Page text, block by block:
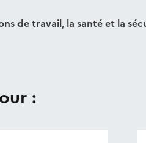
de travail, la santé et la
: